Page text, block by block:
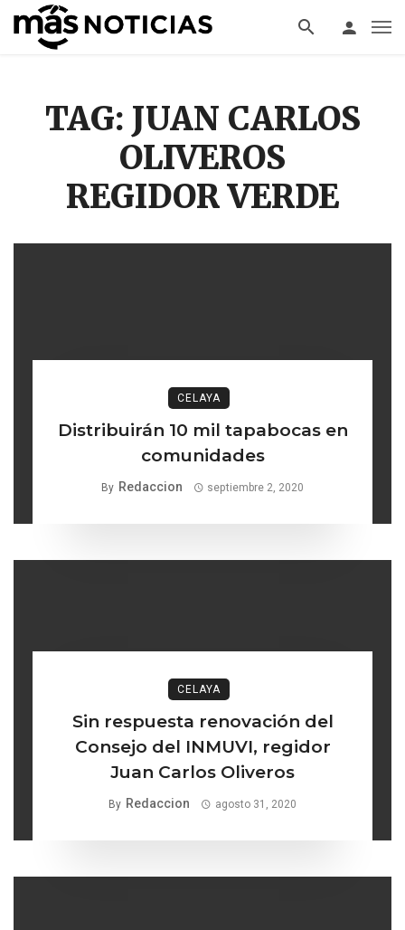
TAG: JUAN CARLOS
OLIVEROS
REGIDOR VERDE
CELAYA
Distribuirán 10 mil tapabocas en
comunidades
By Redaccion septiembre 2, 2020
CELAYA
Sin respuesta renovación del
Consejo del INMUVI, regidor
Juan Carlos Oliveros
By Redaccion agosto 31, 2020